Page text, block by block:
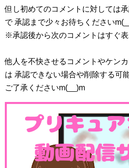
Amazonで探す
楽天市場で探す
Yahooショッピングで探す
ヤフオク!で探す
関連記事
関連記事
但し初めてのコメントに対しては
で 承認まで少々お待ちください
※承認後から次のコメントはすぐ
他人を不快させるコメントやケン
は 承認できない場合や削除する可
ご了承くださいm(__)m